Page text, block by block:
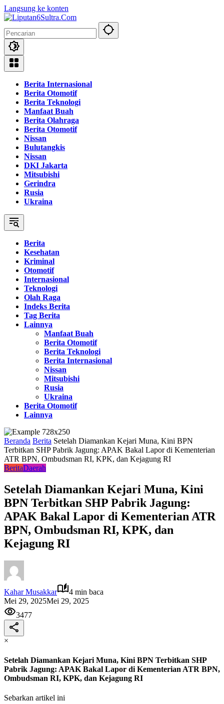
Langsung ke konten
Berita Internasional
Berita Otomotif
Berita Teknologi
Manfaat Buah
Berita Olahraga
Berita Otomotif
Nissan
Bulutangkis
Nissan
DKI Jakarta
Mitsubishi
Gerindra
Rusia
Ukraina
Berita
Kesehatan
Kriminal
Otomotif
Internasional
Teknologi
Olah Raga
Indeks Berita
Tag Berita
Lainnya
Manfaat Buah
Berita Otomotif
Berita Teknologi
Berita Internasional
Nissan
Mitsubishi
Rusia
Ukraina
Berita Otomotif
Lainnya
Beranda Berita Setelah Diamankan Kejari Muna, Kini BPN
Terbitkan SHP Pabrik Jagung: APAK Bakal Lapor di Kementerian
ATR BPN, Ombudsman RI, KPK, dan Kejagung RI
BeritaDaerah
Setelah Diamankan Kejari Muna, Kini
BPN Terbitkan SHP Pabrik Jagung:
APAK Bakal Lapor di Kementerian ATR
BPN, Ombudsman RI, KPK, dan
Kejagung RI
Kahar Musakkar
4 min baca
Mei 29, 2025Mei 29, 2025
3477
×
Setelah Diamankan Kejari Muna, Kini BPN Terbitkan SHP
Pabrik Jagung: APAK Bakal Lapor di Kementerian ATR BPN,
Ombudsman RI, KPK, dan Kejagung RI
Sebarkan artikel ini